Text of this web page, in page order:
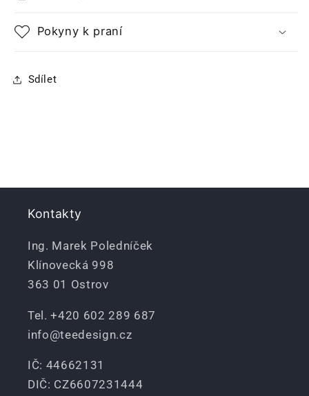
Pokyny k praní
Sdílet
Kontakty
Ing. Marek Poledníček
Klínovecká 998
363 01 Ostrov
Tel. +420 602 289 687
info@teedesign.cz
IČ: 44662131
DIČ: CZ6607231444